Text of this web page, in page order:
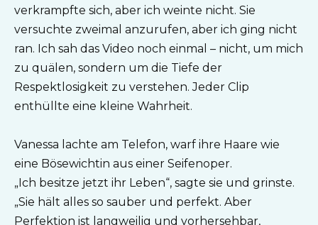
verkrampfte sich, aber ich weinte nicht. Sie
versuchte zweimal anzurufen, aber ich ging nicht
ran. Ich sah das Video noch einmal – nicht, um mich
zu quälen, sondern um die Tiefe der
Respektlosigkeit zu verstehen. Jeder Clip
enthüllte eine kleine Wahrheit.
Vanessa lachte am Telefon, warf ihre Haare wie
eine Bösewichtin aus einer Seifenoper.
„Ich besitze jetzt ihr Leben“, sagte sie und grinste.
„Sie hält alles so sauber und perfekt. Aber
Perfektion ist langweilig und vorhersehbar,